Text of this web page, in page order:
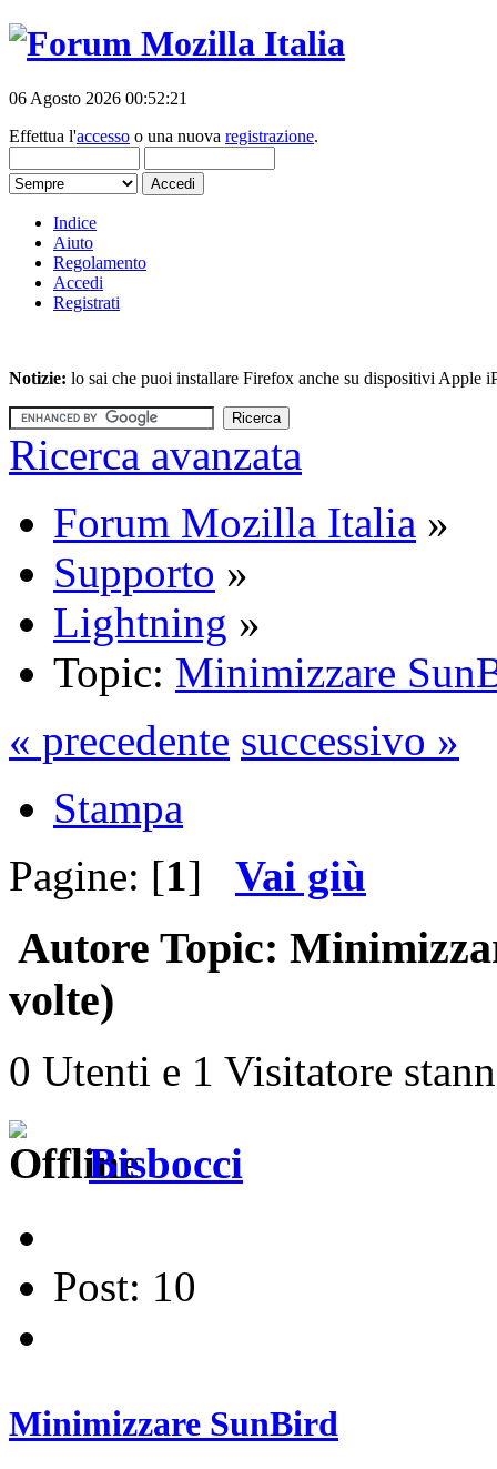
06 Agosto 2026 00:52:21
Effettua l'accesso o una nuova registrazione.
Indice
Aiuto
Regolamento
Accedi
Registrati
Notizie: lo sai che puoi installare Firefox anche su dispositivi Apple
Ricerca avanzata
Forum Mozilla Italia »
Supporto »
Lightning »
Topic: Minimizzare
« precedente successivo »
Stampa
Pagine: [1] Vai giù
Autore Topic:
volte)
0 Utenti e 1 Visitatore
Bisbocci
Post: 10
Minimizzare SunBird